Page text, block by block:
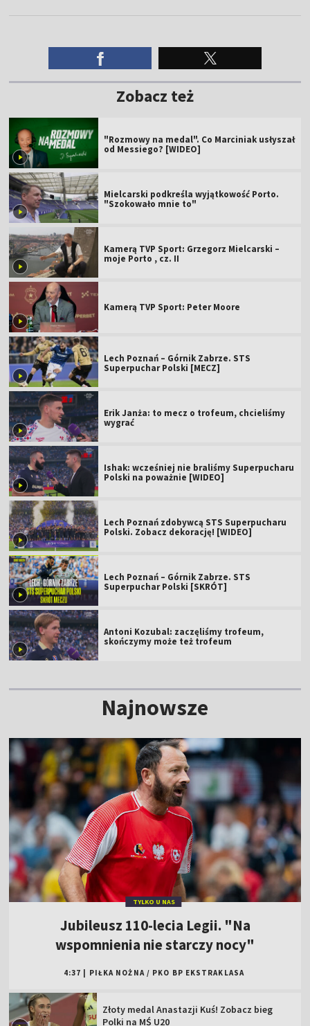
Zobacz też
"Rozmowy na medal". Co Marciniak usłyszał
od Messiego? [WIDEO]
Mielcarski podkreśla wyjątkowość Porto.
"Szokowało mnie to"
Kamerą TVP Sport: Grzegorz Mielcarski –
moje Porto , cz. II
Kamerą TVP Sport: Peter Moore
Lech Poznań – Górnik Zabrze. STS
Superpuchar Polski [MECZ]
Erik Janża: to mecz o trofeum, chcieliśmy
wygrać
Ishak: wcześniej nie braliśmy Superpucharu
Polski na poważnie [WIDEO]
Lech Poznań zdobywcą STS Superpucharu
Polski. Zobacz dekorację! [WIDEO]
Lech Poznań – Górnik Zabrze. STS
Superpuchar Polski [SKRÓT]
Antoni Kozubal: zaczęliśmy trofeum,
skończymy może też trofeum
Najnowsze
TYLKO U NAS
Jubileusz 110-lecia Legii. "Na
wspomnienia nie starczy nocy"
4:37 PIŁKA NOŻNA / PKO BP EKSTRAKLASA
Złoty medal Anastazji Kuś! Zobacz bieg
Polki na MŚ U20